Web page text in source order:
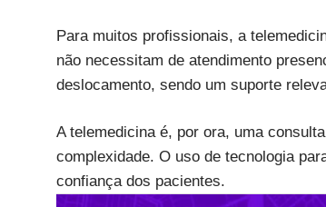
Para muitos profissionais, a
não necessitam de atendimento
deslocamento, sendo um suporte
A telemedicina é, por ora, uma
complexidade. O uso de tecnologia
confiança dos pacientes.